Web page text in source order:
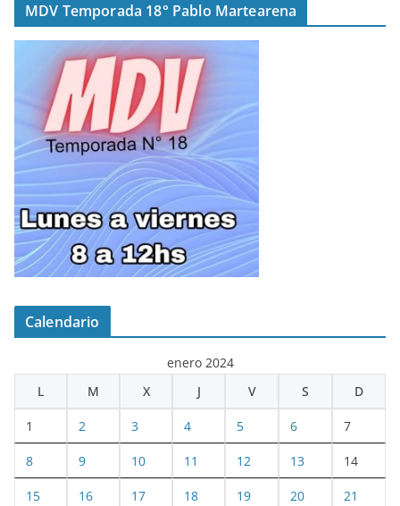
MDV Temporada 18° Pablo Martearena
Calendario
enero 2024
L
M X J V S D
1 2 3 4 5 6 7
8 9 10 11 12 13 14
15 16 17 18 19 20 21